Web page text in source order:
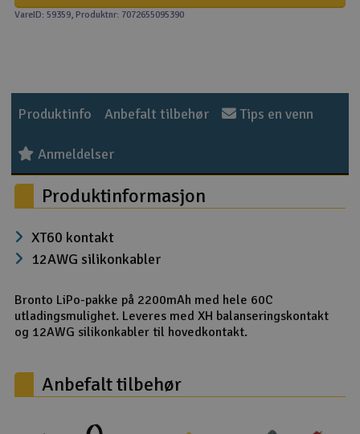
Modelljernbane
Outlet
Radioutstyr
Raketter
Solenergi
Sparkesykler & elkjøretøy
Gavekort
VareID: 59359, Produktnr: 7072655095390
Produktinfo Anbefalt tilbehør Tips en venn
Anmeldelser
Produktinformasjon
XT60 kontakt
12AWG silikonkabler
Bronto LiPo-pakke på 2200mAh med hele 60C
utladingsmulighet. Leveres med XH balanseringskontakt
og 12AWG silikonkabler til hovedkontakt.
Anbefalt tilbehør